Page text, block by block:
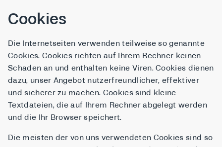
Cookies
Die Internetseiten verwenden teilweise so genannte
Cookies. Cookies richten auf Ihrem Rechner keinen
Schaden an und enthalten keine Viren. Cookies dienen
dazu, unser Angebot nutzerfreundlicher, effektiver
und sicherer zu machen. Cookies sind kleine
Textdateien, die auf Ihrem Rechner abgelegt werden
und die Ihr Browser speichert.
Die meisten der von uns verwendeten Cookies sind so